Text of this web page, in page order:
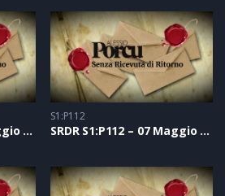
SRDR S1:P113 – 10 Maggio 2021
S1:P112
SRDR S1:P112 – 07 Maggio 2021